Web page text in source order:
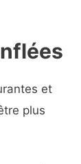
et
plus